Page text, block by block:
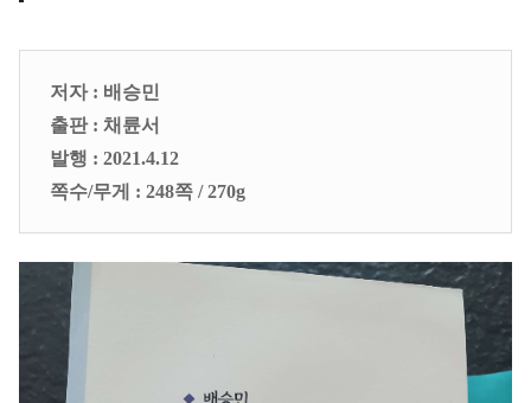
저자 : 배승민
출판 : 채륜서
발행 : 2021.4.12
쪽수/무게 : 248쪽 / 270g